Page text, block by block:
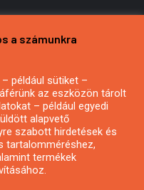
hírlevél
a számunkra
például sütiket –
az eszközön tárolt
– például egyedi
alapvető
szabott hirdetések és
tartalomméréshez,
termékek